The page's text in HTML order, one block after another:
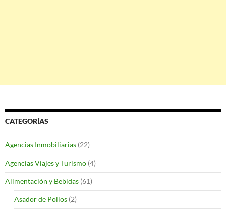
CATEGORÍAS
Agencias Inmobiliarias (22)
Agencias Viajes y Turismo (4)
Alimentación y Bebidas (61)
Asador de Pollos (2)